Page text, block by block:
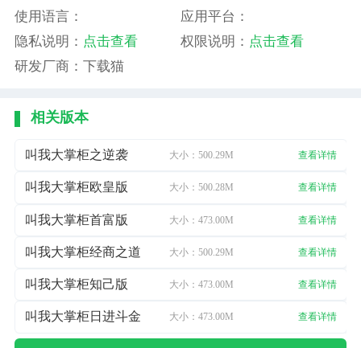
使用语言：
应用平台：
隐私说明： 点击查看 权限说明： 点击查看
研发厂商：下载猫
相关版本
叫我大掌柜之逆袭 大小：500.29M 查看详情
叫我大掌柜欧皇版 大小：500.28M 查看详情
叫我大掌柜首富版 大小：473.00M 查看详情
叫我大掌柜经商之道 大小：500.29M 查看详情
叫我大掌柜知己版 大小：473.00M 查看详情
叫我大掌柜日进斗金 大小：473.00M 查看详情